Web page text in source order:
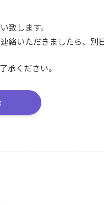
致します。
絡いただきましたら、別
承ください。